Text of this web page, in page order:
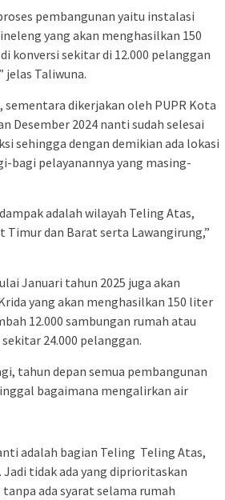
pembangunan yaitu instalasi
yang akan menghasilkan 150
konversi sekitar di 12.000 pelanggan
jelas Taliwuna.
sementara dikerjakan oleh PUPR Kota
Desember 2024 nanti sudah selesai
sehingga dengan demikian ada lokasi
bagi pelayanannya yang masing-
adalah wilayah Teling Atas,
Timur dan Barat serta Lawangirung,”
Januari tahun 2025 juga akan
yang akan menghasilkan 150 liter
12.000 sambungan rumah atau
24.000 pelanggan.
tahun depan semua pembangunan
bagaimana mengalirkan air
adalah bagian Teling Teling Atas,
tidak ada yang diprioritaskan
ada syarat selama rumah